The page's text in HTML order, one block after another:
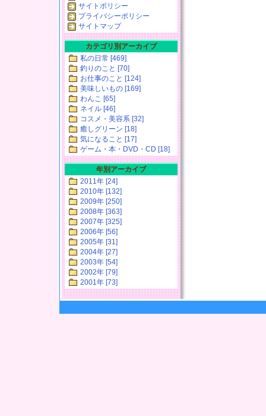
サイトポリシー
プライバシーポリシー
サイトマップ
カテゴリ別アーカイブ
私の日常 [469]
釣りのこと [70]
お仕事のこと [124]
美味しいもの [169]
わんこ [65]
ネイル [46]
コスメ・美容系 [32]
癒しグリーン [18]
気になること [17]
ゲーム・本・DVD・CD [18]
年別アーカイブ
2011年 [24]
2010年 [132]
2009年 [250]
2008年 [363]
2007年 [325]
2006年 [56]
2005年 [31]
2004年 [27]
2003年 [54]
2002年 [79]
2001年 [73]